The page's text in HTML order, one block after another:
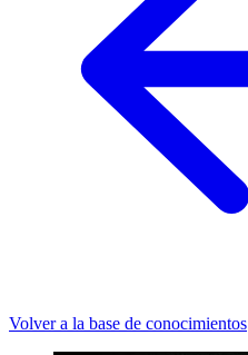
Volver a la base de conocimientos